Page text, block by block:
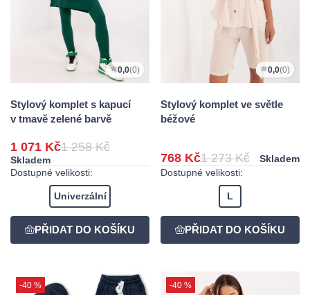
0,0(0)
Stylový komplet s kapucí
v tmavě zelené barvě
1 071 Kč1 258 Kč
Skladem
Dostupné velikosti:
Univerzální
0,0(0)
Stylový komplet ve světle
béžové
768 Kč1 273 Kč
Skladem
Dostupné velikosti:
L
-40 % -40 %